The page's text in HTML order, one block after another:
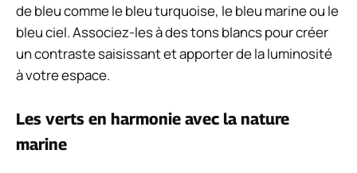
de bleu comme le bleu turquoise, le bleu marine ou le
bleu ciel. Associez-les à des tons blancs pour créer
un contraste saisissant et apporter de la luminosité
à votre espace.
Les verts en harmonie avec la nature
marine